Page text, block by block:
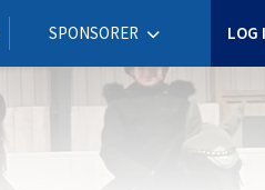
SPONSORER LOG